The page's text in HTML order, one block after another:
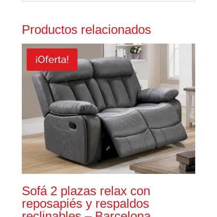
Productos relacionados
¡Oferta!
Sofá 2 plazas relax con
reposapiés y respaldos